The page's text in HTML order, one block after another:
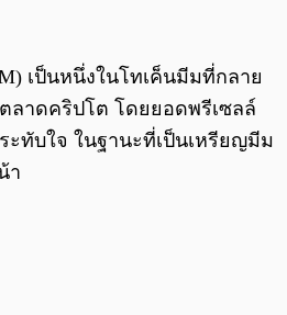
เป็นหนึ่งในโทเค็นมีมที่กลาย
ลาดคริปโต โดยยอดพรีเซลล์
ทับใจ ในฐานะที่เป็นเหรียญมีม
า